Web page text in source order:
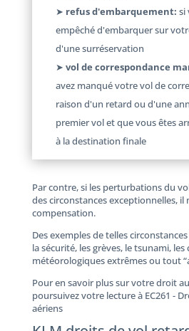
➤ refus d'embarquement: si
empêché d'embarquer sur
d'une surréservation
➤ vol de correspondance
avez manqué votre vol de
raison d'un retard ou d'une
premier vol et que vous êtes
à la destination finale
Par contre, si les perturbations du
des circonstances exceptionnelles, il
compensation.
Des exemples de telles
la sécurité, les grèves, le tsunami,
météorologiques extrêmes ou tout
Pour en savoir plus sur votre droit
poursuivez votre lecture à EC261 -
aériens